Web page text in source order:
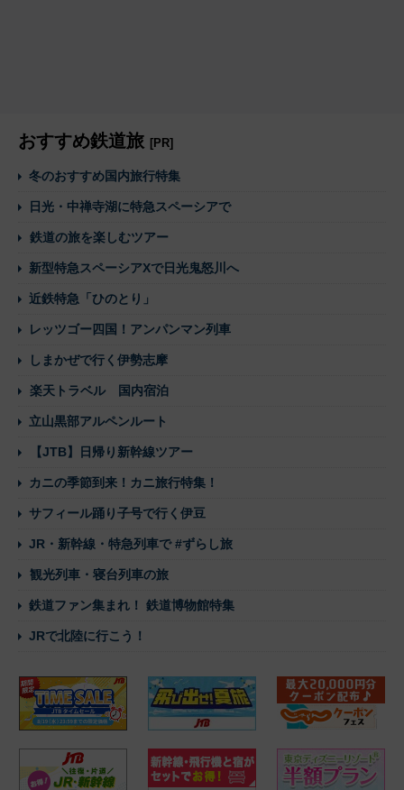
おすすめ鉄道旅 [PR]
冬のおすすめ国内旅行特集
日光・中禅寺湖に特急スペーシアで
鉄道の旅を楽しむツアー
新型特急スペーシアXで日光鬼怒川へ
近鉄特急「ひのとり」
レッツゴー四国！アンパンマン列車
しまかぜで行く伊勢志摩
楽天トラベル 国内宿泊
立山黒部アルペンルート
【JTB】日帰り新幹線ツアー
カニの季節到来！カニ旅行特集！
サフィール踊り子号で行く伊豆
JR・新幹線・特急列車で #ずらし旅
観光列車・寝台列車の旅
鉄道ファン集まれ！ 鉄道博物館特集
JRで北陸に行こう！